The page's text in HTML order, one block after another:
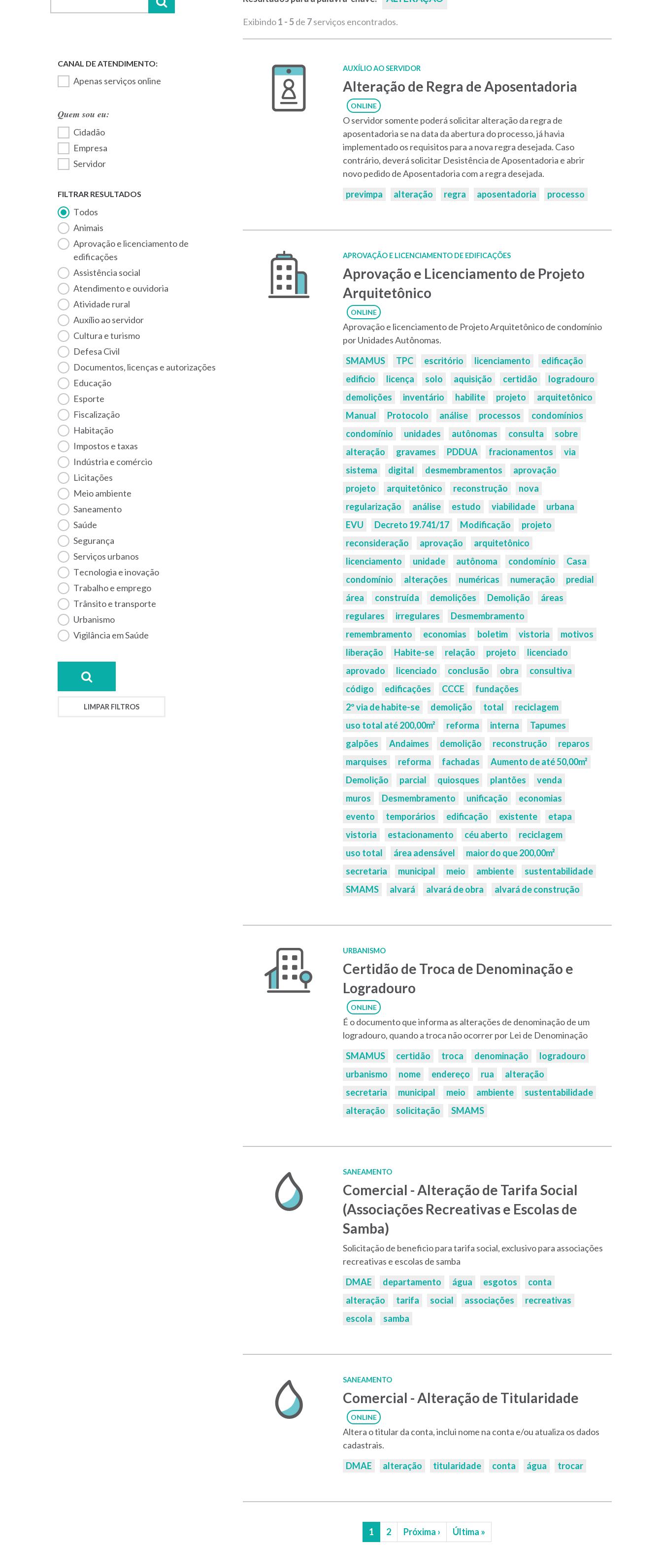
Apenas serviços online
Quem sou eu:
Cidadão
Empresa
Servidor
FILTRAR RESULTADOS
Todos
Animais
Aprovação e licenciamento de
edificações
Assistência social
Atendimento e ouvidoria
Atividade rural
Auxílio ao servidor
Cultura e turismo
Defesa Civil
Documentos, licenças e autorizações
Educação
Esporte
Fiscalização
habitação
Impostos e taxas
Indústria e comércio
Licitações
Meio ambiente
Saneamento
Saúde
Segurança
Serviços urbanos
Tecnologia e inovação
Trabalho e emprego
Trânsito e transporte
Urbanismo
Vigilância em Saúde
LIMPAR FILTROS
Exibindo1 - 5de 7serviços encontrados.
AUXÍLIO AO SERVIDOR
Alteração de Regra de Aposentadoria
ONLINE
O servidor somente poderá solicitar alteração da regra de
aposentadoria se na data da abertura do processo, já havia
implementado os requisitos para a nova regra desejada. Caso
contrário, deverá solicitar Desistência de Aposentadoria e abrir
novo pedido de Aposentadoria com a regra desejada.
Palavras-
previmpa alteração regra aposentadoria processo
APROVAÇÃO E LICENCIAMENTO DE EDIFICAÇÕES
Aprovação e Licenciamento de Projeto
Arquitetônico
ONLINE
Aprovação e licenciamento de Projeto Arquitetônico de condomínio
por Unidades Autônomas.
Palavras-
chaves:
SMAMUS TPC escritório licenciamento
edificação
edificio
licença solo aquisição certidão
logradouro
demolições
inventário habilite projeto
arquitetônico
Manual
Protocolo análise processos
condomínios
condomínio
unidades autônomas consulta
sobre
alteração
gravames PDDUA fracionamentos
via
sistema
digital desmembramentos
aprovação
projeto
arquitetônico reconstrução
nova
regularização
análise estudo viabilidade
urbana
EVU
Decreto 19.741/17 Modificação
projeto
reconsideração
aprovação
arquitetônico
licenciamento
unidade autônoma condomínio
Casa
condomínio
alterações numéricas numeração
predial
área
construída demolições Demolição
áreas
regulares
irregulares
Desmembramento
remembramento
economias boletim vistoria
motivos
liberação
Habite-se relação projeto
licenciado
aprovado
licenciado conclusão obra
consultiva
código
edificações CCCE
fundações
2º via de habite-se
demolição total
reciclagem
uso total até 200,00m²
reforma interna
Tapumes
galpões
Andaimes demolição reconstrução
reparos
marquises
reforma fachadas
Aumento de até 50,00m²
Demolição
parcial quiosques plantões
venda
muros
Desmembramento unificação
economias
evento
temporários edificação existente
etapa
vistoria
estacionamento céu aberto
reciclagem
uso total
área adensável
maior do que 200,00m²
secretaria
municipal meio ambiente
sustentabilidade
SMAMS
alvará alvará de obra alvará de construção
URBANISMO
Certidão de Troca de Denominação e
Logradouro
ONLINE
É o documento que informa as alterações de denominação de um
logradouro, quando a troca não ocorrer por Lei de Denominação
Palavras-
chaves:
SMAMUS certidão troca denominação
logradouro
urbanismo
nome endereço rua
alteração
secretaria
municipal meio ambiente
sustentabilidade
alteração
solicitação SMAMS
SANEAMENTO
Comercial - Alteração de Tarifa Social
(Associações Recreativas e Escolas de
Samba)
Solicitação de beneficio para tarifa social, exclusivo para associações
recreativas e escolas de samba
Palavras-
chaves:
DMAE departamento água esgotos
conta
alteração
tarifa social associações
recreativas
escola
samba
SANEAMENTO
Comercial - Alteração de Titularidade
ONLINE
Altera o titular da conta, inclui nome na conta e/ou atualiza os dados
cadastrais.
Palavras-
DMAE alteração titularidade conta água trocar
Página
1 Página
2
Próxima
Próxima ›
Última
Última »